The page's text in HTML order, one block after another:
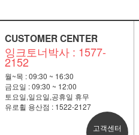
CUSTOMER CENTER
잉크토너박사 : 1577-
2152
월~목 : 09:30 ~ 16:30
금요일 : 09:30 ~ 12:00
토요일,일요일,공휴일 휴무
유로휠 용산점 : 1522-2127
고객센터